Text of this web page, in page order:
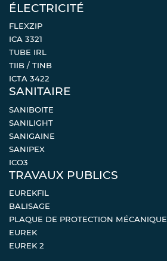
ÉLECTRICITÉ
FLEXZIP
ICA 3321
TUBE IRL
TIIB / TINB
ICTA 3422
SANITAIRE
SANIBOITE
SANILIGHT
SANIGAINE
SANIPEX
ICO3
TRAVAUX PUBLICS
EUREKFIL
BALISAGE
PLAQUE DE PROTECTION MÉCANIQUE
EUREK
EUREK 2